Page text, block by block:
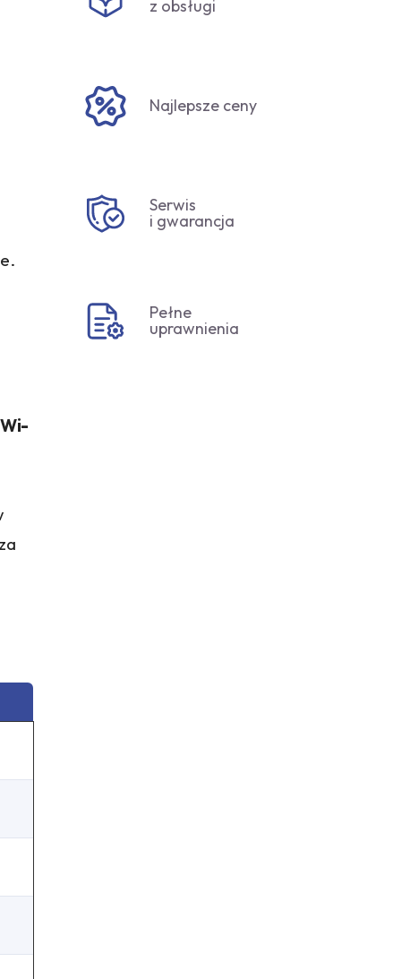
z obsługi
Najlepsze ceny
Serwis
i gwarancja
Pełne
uprawnienia